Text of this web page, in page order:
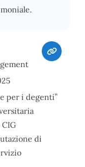
per i degenti”
di